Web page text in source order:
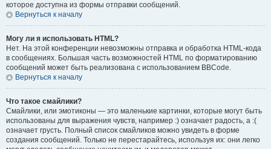
которое доступна из формы отправки сообщений.
Вернуться к началу
Могу ли я использовать HTML?
Нет. На этой конференции невозможны отправка и обработка HTML-кода
в сообщениях. Большая часть возможностей HTML по форматированию
сообщений может быть реализована с использованием BBCode.
Вернуться к началу
Что такое смайлики?
Смайлики, или эмотиконы — это маленькие картинки, которые могут быть
использованы для выражения чувств, например :) означает радость, а :(
означает грусть. Полный список смайликов можно увидеть в форме
создания сообщений. Только не перестарайтесь, используя их: они легко